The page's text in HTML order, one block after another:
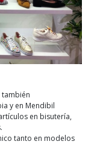
y en Mendibil
en bisutería,
tanto en modelos